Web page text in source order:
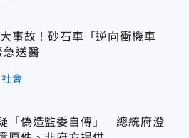
事故！砂石車「逆向衝機車
急送醫
社會
「偽造監委自傳」 總統府澄